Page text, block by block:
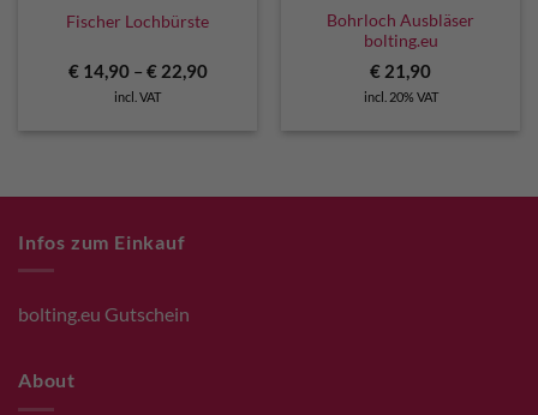
Fischer Lochbürste
€14,90– €22,90
incl. VAT
Bohrloch Ausbläser
bolting.eu
€ 21,90
incl. 20% VAT
Infos zum Einkauf
bolting.eu Gutschein
About